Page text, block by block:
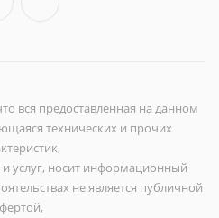
вся предоставленная на данном
технических и прочих
и услуг, носит информационный
не является публичной